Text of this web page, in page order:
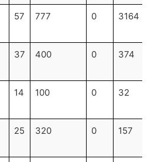
57 777 0 3164
37 400 0 374
14 100 0 32
25 320 0 157